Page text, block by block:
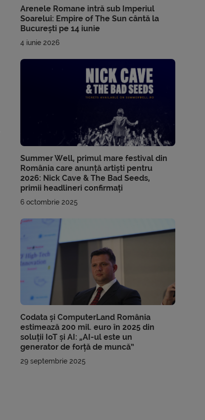
Arenele Romane intră sub Imperiul
Soarelui: Empire of The Sun cântă la
București pe 14 iunie
4 iunie 2026
Summer Well, primul mare festival din
România care anunță artiști pentru
2026: Nick Cave & The Bad Seeds,
primii headlineri confirmați
6 octombrie 2025
Codata și ComputerLand România
estimează 200 mil. euro în 2025 din
soluții IoT și AI: „AI-ul este un
generator de forță de muncă”
29 septembrie 2025